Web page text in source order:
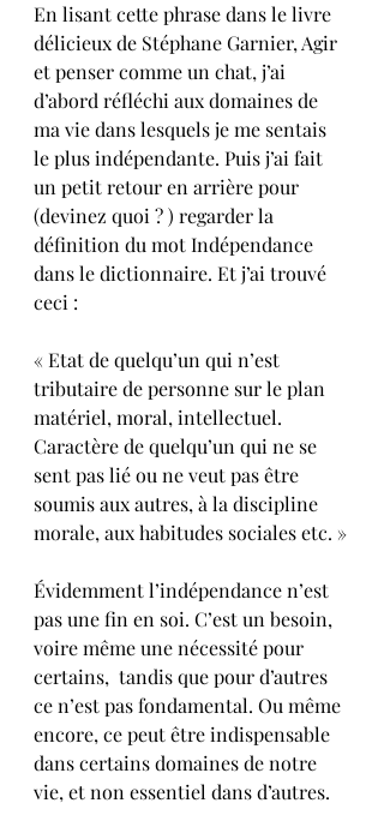
En lisant cette phrase dans le livre
délicieux de Stéphane Garnier, Agir
et penser comme un chat, j’ai
d’abord réfléchi aux domaines de
ma vie dans lesquels je me sentais
le plus indépendante. Puis j’ai fait
un petit retour en arrière pour
(devinez quoi ? ) regarder la
définition du mot Indépendance
dans le dictionnaire. Et j’ai trouvé
ceci :
« Etat de quelqu’un qui n’est
tributaire de personne sur le plan
matériel, moral, intellectuel.
Caractère de quelqu’un qui ne se
sent pas lié ou ne veut pas être
soumis aux autres, à la discipline
morale, aux habitudes sociales etc. »
Évidemment l’indépendance n’est
pas une fin en soi. C’est un besoin,
voire même une nécessité pour
certains,  tandis que pour d’autres
ce n’est pas fondamental. Ou même
encore, ce peut être indispensable
dans certains domaines de notre
vie, et non essentiel dans d’autres.